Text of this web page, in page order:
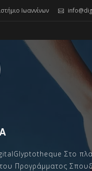
Ιωαννίνων
Στο
Προγράμματος